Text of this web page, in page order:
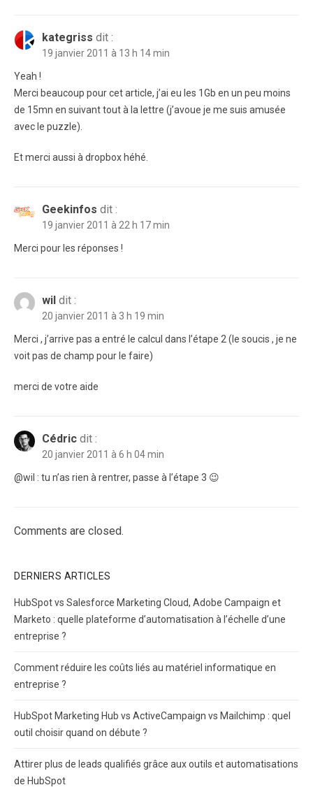
kategriss dit :
19 janvier 2011 à 13 h 14 min
Yeah !
Merci beaucoup pour cet article, j’ai eu les 1Gb en un peu moins
de 15mn en suivant tout à la lettre (j’avoue je me suis amusée
avec le puzzle).
Et merci aussi à dropbox héhé.
Geekinfos dit :
19 janvier 2011 à 22 h 17 min
Merci pour les réponses !
wil dit :
20 janvier 2011 à 3 h 19 min
Merci , j’arrive pas a entré le calcul dans l’étape 2 (le soucis , je ne
voit pas de champ pour le faire)
merci de votre aide
Cédric dit :
20 janvier 2011 à 6 h 04 min
@wil : tu n’as rien à rentrer, passe à l’étape 3 😉
Comments are closed.
DERNIERS ARTICLES
HubSpot vs Salesforce Marketing Cloud, Adobe Campaign et
Marketo : quelle plateforme d’automatisation à l’échelle d’une
entreprise ?
Comment réduire les coûts liés au matériel informatique en
entreprise ?
HubSpot Marketing Hub vs ActiveCampaign vs Mailchimp : quel
outil choisir quand on débute ?
Attirer plus de leads qualifiés grâce aux outils et automatisations
de HubSpot